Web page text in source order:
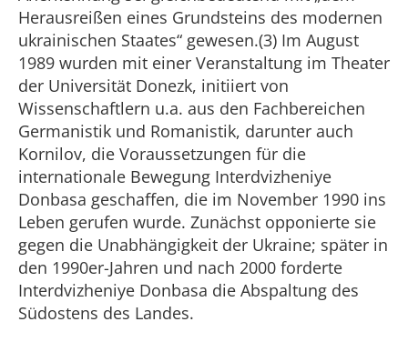
Herausreißen eines Grundsteins des modernen
ukrainischen Staates“ gewesen.(3) Im August
1989 wurden mit einer Veranstaltung im Theater
der Universität Donezk, initiiert von
Wissenschaftlern u.a. aus den Fachbereichen
Germanistik und Romanistik, darunter auch
Kornilov, die Voraussetzungen für die
internationale Bewegung Interdvizheniye
Donbasa geschaffen, die im November 1990 ins
Leben gerufen wurde. Zunächst opponierte sie
gegen die Unabhängigkeit der Ukraine; später in
den 1990er-Jahren und nach 2000 forderte
Interdvizheniye Donbasa die Abspaltung des
Südostens des Landes.